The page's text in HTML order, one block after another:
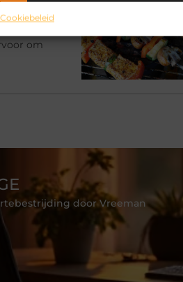
Cookiebeleid
om
door Vreeman